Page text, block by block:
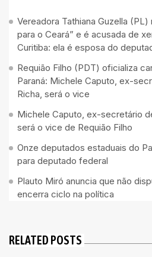
Vereadora Tathiana Guzella
para o Ceará” e é acusada de
Curitiba: ela é esposa do
Requião Filho (PDT) oficializa
Paraná: Michele Caputo, ex-
Richa, será o vice
Michele Caputo, ex-secretário
será o vice de Requião Filho
Onze deputados estaduais do
para deputado federal
Plauto Miró anuncia que não
encerra ciclo na política
RELATED POSTS